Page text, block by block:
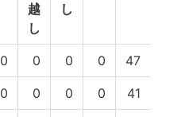
越
し
し
0 0 0 0 47
0 0 0 0 41